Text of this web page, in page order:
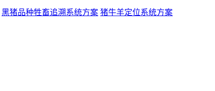
黑猪品种牲畜追溯系统方案 猪牛羊定位系统方案